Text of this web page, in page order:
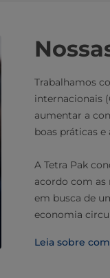
Trabalhamos
internacionais
aumentar a
boas práticas
A Tetra Pak
acordo com as
em busca de
economia
Leia sobre